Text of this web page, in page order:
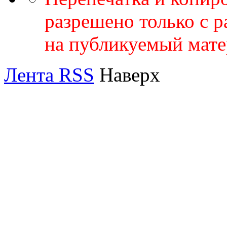
разрешено только с
на публикуемый
Лента RSS Наверх